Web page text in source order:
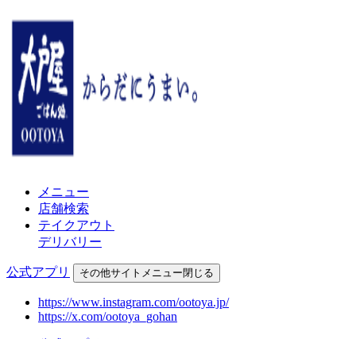
メニュー
店舗検索
テイクアウト
デリバリー
公式アプリ その他サイトメニュー閉じる
https://www.instagram.com/ootoya.jp/
https://x.com/ootoya_gohan